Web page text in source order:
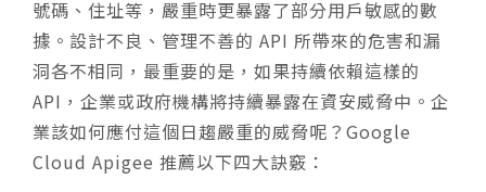
號碼、住址等，嚴重時更暴露了部分用戶敏感的數
據。設計不良、管理不善的 API 所帶來的危害和漏
洞各不相同，最重要的是，如果持續依賴這樣的
API，企業或政府機構將持續暴露在資安威脅中。 企
業該如何應付這個日趨嚴重的威脅呢？Google
Cloud Apigee 推薦以下四大訣竅：